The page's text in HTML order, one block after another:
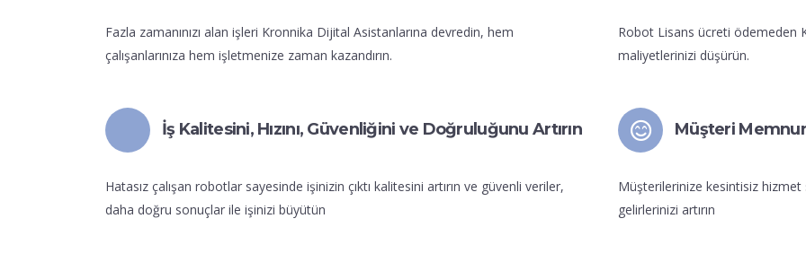
Fazla zamanınızı alan işleri Kronnika Dijital Asistanlarına devredin, hem
çalışanlarınıza hem işletmenize zaman kazandırın.
Robot Lisans ücreti ödemeden
maliyetlerinizi düşürün.
İş Kalitesini, Hızını, Güvenliğini ve Doğruluğunu Artırın
Hatasız çalışan robotlar sayesinde işinizin çıktı kalitesini artırın ve güvenli veriler,
daha doğru sonuçlar ile işinizi büyütün
Müşteri
Müşterilerinize kesintisiz hizmet
gelirlerinizi artırın